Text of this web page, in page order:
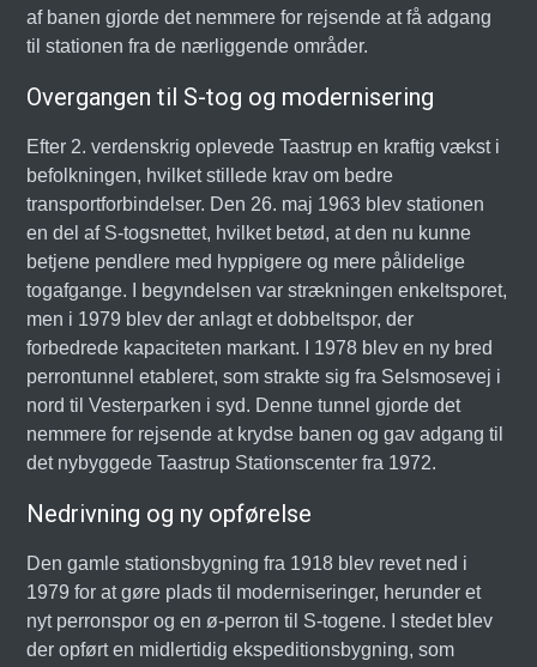
af banen gjorde det nemmere for rejsende at få adgang
til stationen fra de nærliggende områder.
Overgangen til S-tog og modernisering
Efter 2. verdenskrig oplevede Taastrup en kraftig vækst i
befolkningen, hvilket stillede krav om bedre
transportforbindelser. Den 26. maj 1963 blev stationen
en del af S-togsnettet, hvilket betød, at den nu kunne
betjene pendlere med hyppigere og mere pålidelige
togafgange. I begyndelsen var strækningen enkeltsporet,
men i 1979 blev der anlagt et dobbeltspor, der
forbedrede kapaciteten markant. I 1978 blev en ny bred
perrontunnel etableret, som strakte sig fra Selsmosevej i
nord til Vesterparken i syd. Denne tunnel gjorde det
nemmere for rejsende at krydse banen og gav adgang til
det nybyggede Taastrup Stationscenter fra 1972.
Nedrivning og ny opførelse
Den gamle stationsbygning fra 1918 blev revet ned i
1979 for at gøre plads til moderniseringer, herunder et
nyt perronspor og en ø-perron til S-togene. I stedet blev
der opført en midlertidig ekspeditionsbygning, som